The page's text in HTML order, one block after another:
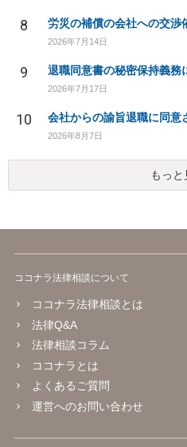
8 労災の補償の会社への交渉
2026年7月14日
9 退職同意書の秘密保持義務
2026年7月17日
10
2026年8月7日
もっと
ココナラ法律相談について
ココナラ法律相談とは
法律Q&A
法律相談コラム
ココナラとは
よくあるご質問
運営へのお問い合わせ